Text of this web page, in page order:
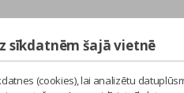
sīkdatnēm šajā vietnē
(cookies), lai analizētu